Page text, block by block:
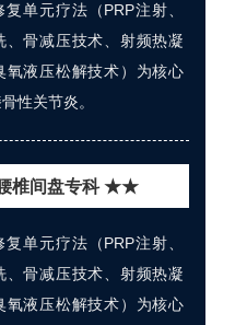
复单元疗法（PRP注射、
、骨减压技术、射频热凝
氧液压松解技术）为核心
性关节炎。
椎间盘专科 ★★
复单元疗法（PRP注射、
、骨减压技术、射频热凝
氧液压松解技术）为核心